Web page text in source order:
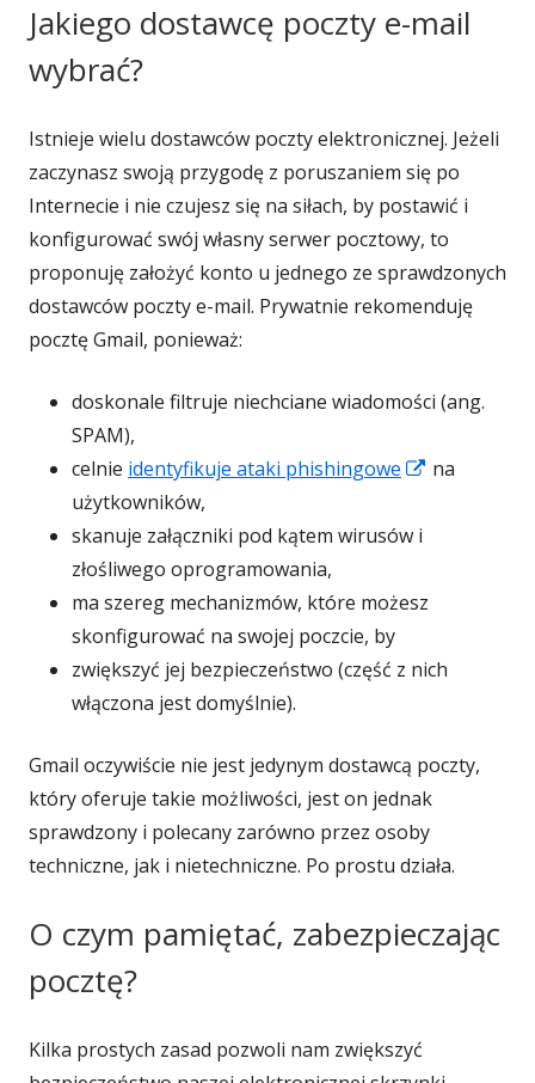
w
nowym
oknie
Jakiego dostawcę poczty e-mail
wybrać?
Istnieje wielu dostawców poczty elektronicznej. Jeżeli
zaczynasz swoją przygodę z poruszaniem się po
Internecie i nie czujesz się na siłach, by postawić i
konfigurować swój własny serwer pocztowy, to
proponuję założyć konto u jednego ze sprawdzonych
dostawców poczty e-mail. Prywatnie rekomenduję
pocztę Gmail, ponieważ:
doskonale filtruje niechciane wiadomości (ang.
SPAM),
celnie identyfikuje ataki phishingowe
Strona
nowym
na
użytkowników,
skanuje załączniki pod kątem wirusów i
złośliwego oprogramowania,
ma szereg mechanizmów, które możesz
skonfigurować na swojej poczcie, by
zwiększyć jej bezpieczeństwo (część z nich
włączona jest domyślnie).
Gmail oczywiście nie jest jedynym dostawcą poczty,
który oferuje takie możliwości, jest on jednak
sprawdzony i polecany zarówno przez osoby
techniczne, jak i nietechniczne. Po prostu działa.
O czym pamiętać, zabezpieczając
pocztę?
Kilka prostych zasad pozwoli nam zwiększyć